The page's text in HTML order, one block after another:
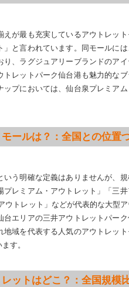
が最も充実しているアウトレッ
と言われています。同モールに
り、ラグジュアリーブランドのア
レットパーク仙台港も魅力的な
プにおいては、仙台泉プレミア
ールは？：全国との位置
いう明確な定義はありませんが、
レミアム・アウトレット」「三
ウトレット」などが代表的な大型
台エリアの三井アウトレットパー
地域を代表する人気のアウトレッ
す。
ットはどこ？：全国規模